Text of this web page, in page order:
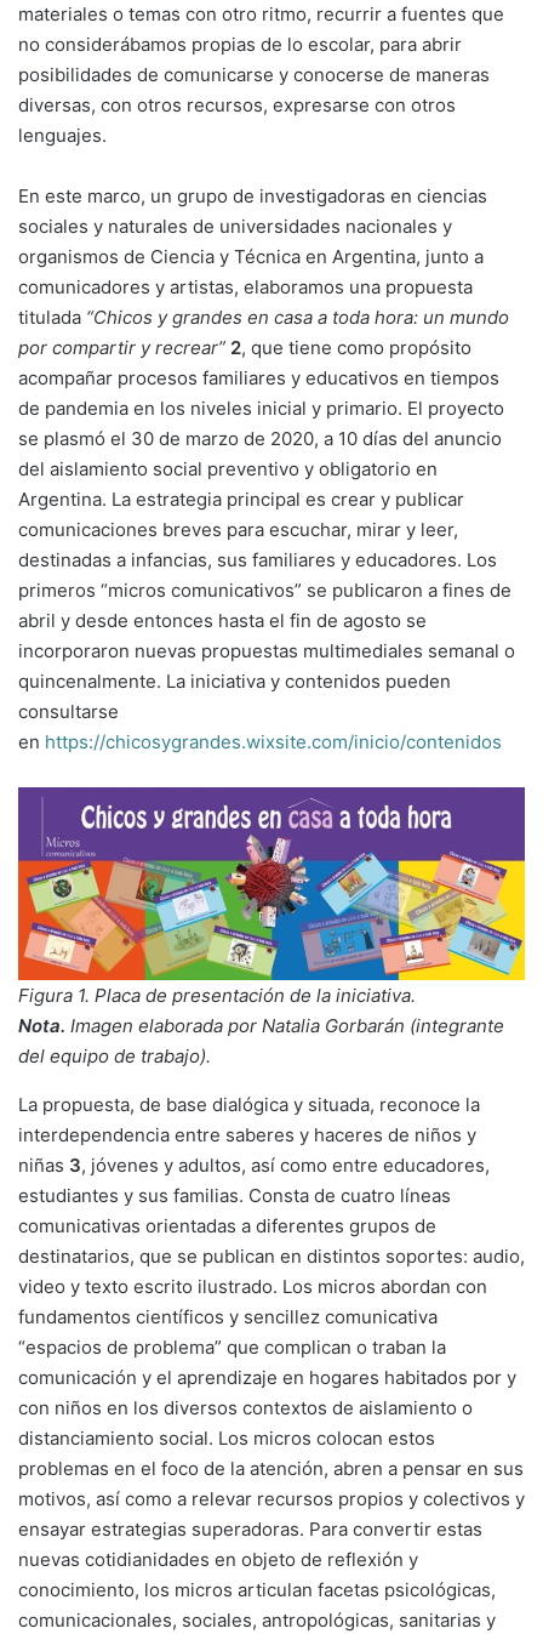
materiales o temas con otro ritmo, recurrir a fuentes que
no considerábamos propias de lo escolar, para abrir
posibilidades de comunicarse y conocerse de maneras
diversas, con otros recursos, expresarse con otros
lenguajes.
En este marco, un grupo de investigadoras en ciencias
sociales y naturales de universidades nacionales y
organismos de Ciencia y Técnica en Argentina, junto a
comunicadores y artistas, elaboramos una propuesta
titulada “Chicos y grandes en casa a toda hora: un mundo
por compartir y recrear” 2, que tiene como propósito
acompañar procesos familiares y educativos en tiempos
de pandemia en los niveles inicial y primario. El proyecto
se plasmó el 30 de marzo de 2020, a 10 días del anuncio
del aislamiento social preventivo y obligatorio en
Argentina. La estrategia principal es crear y publicar
comunicaciones breves para escuchar, mirar y leer,
destinadas a infancias, sus familiares y educadores. Los
primeros “micros comunicativos” se publicaron a fines de
abril y desde entonces hasta el fin de agosto se
incorporaron nuevas propuestas multimediales semanal o
quincenalmente. La iniciativa y contenidos pueden
consultarse
en https://chicosygrandes.wixsite.com/inicio/contenidos
Figura 1. Placa de presentación de la iniciativa.
Nota. Imagen elaborada por Natalia Gorbarán (integrante
del equipo de trabajo).
La propuesta, de base dialógica y situada, reconoce la
interdependencia entre saberes y haceres de niños y
niñas 3, jóvenes y adultos, así como entre educadores,
estudiantes y sus familias. Consta de cuatro líneas
comunicativas orientadas a diferentes grupos de
destinatarios, que se publican en distintos soportes: audio,
video y texto escrito ilustrado. Los micros abordan con
fundamentos científicos y sencillez comunicativa
“espacios de problema” que complican o traban la
comunicación y el aprendizaje en hogares habitados por y
con niños en los diversos contextos de aislamiento o
distanciamiento social. Los micros colocan estos
problemas en el foco de la atención, abren a pensar en sus
motivos, así como a relevar recursos propios y colectivos y
ensayar estrategias superadoras. Para convertir estas
nuevas cotidianidades en objeto de reflexión y
conocimiento, los micros articulan facetas psicológicas,
comunicacionales, sociales, antropológicas, sanitarias y